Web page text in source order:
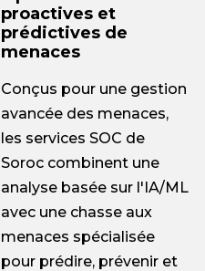
proactives et
prédictives de
menaces
Conçus pour une gestion
avancée des menaces,
les services SOC de
Soroc combinent une
analyse basée sur l'IA/ML
avec une chasse aux
menaces spécialisée
pour prédire, prévenir et